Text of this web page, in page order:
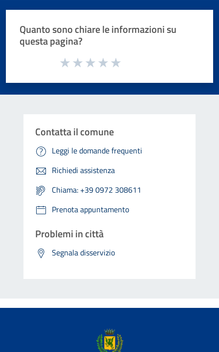
Quanto sono chiare le informazioni su
questa pagina?
Valuta da 1 a 5 stelle la pagina
Contatta il comune
Leggi le domande frequenti
Richiedi assistenza
Chiama: +39 0972 308611
Prenota appuntamento
Problemi in città
Segnala disservizio